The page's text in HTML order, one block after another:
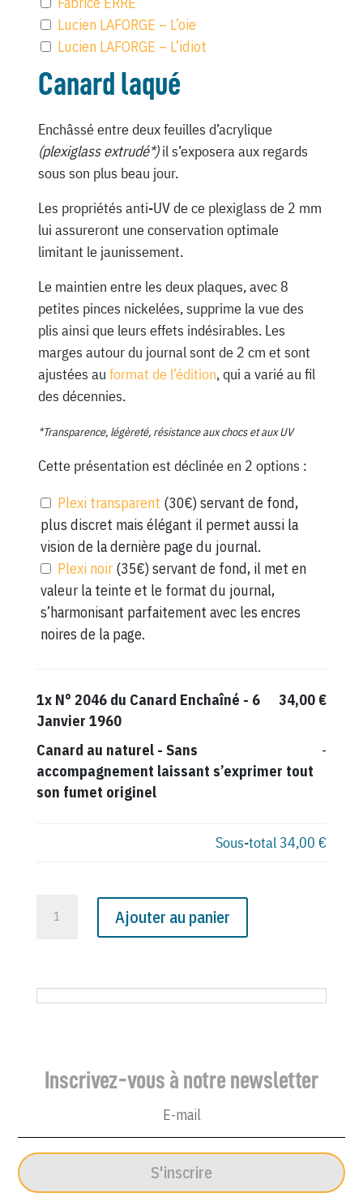
Lucien LAFORGE – L’oie
Lucien LAFORGE – L’idiot
Canard laqué
Enchâssé entre deux feuilles d’acrylique
(plexiglass extrudé*)il s’exposera aux regards
sous son plus beau jour.
Les propriétés anti-UV de ce plexiglass de 2 mm
lui assureront une conservation optimale
limitant le jaunissement.
Le maintien entre les deux plaques, avec 8
petites pinces nickelées, supprime la vue des
plis ainsi que leurs effets indésirables. Les
marges autour du journal sont de 2 cm et sont
ajustées au format de l’édition, qui a varié au fil
des décennies.
*Transparence, légèreté, résistance aux chocs et aux UV
Cette présentation est déclinée en 2 options :
Plexi transparent (30€) servant de fond,
plus discret mais élégant il permet aussi la
vision de la dernière page du journal.
Plexi noir (35€) servant de fond, il met en
valeur la teinte et le format du journal,
s’harmonisant parfaitement avec les encres
noires de la page.
1x N° 2046 du Canard Enchaîné - 6
Janvier 1960
34,00 €
Canard au naturel- Sans
accompagnement laissant s’exprimer tout
son fumet originel
-
Sous-total34,00 €
du
Ajouter au panier
Inscrivez-vous à notre newsletter
S'inscrire